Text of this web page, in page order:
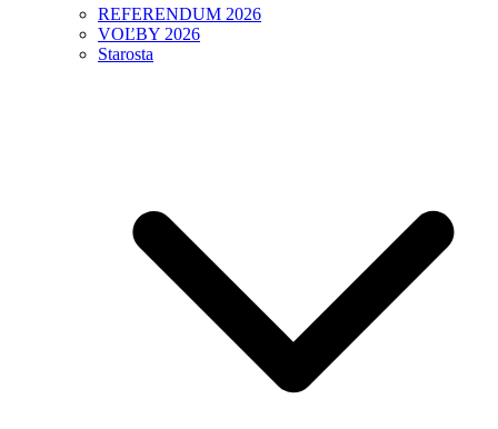
REFERENDUM 2026
VOĽBY 2026
Starosta